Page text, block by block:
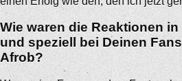
Wie waren die Reaktionen
und speziell bei Deinen
Afrob?